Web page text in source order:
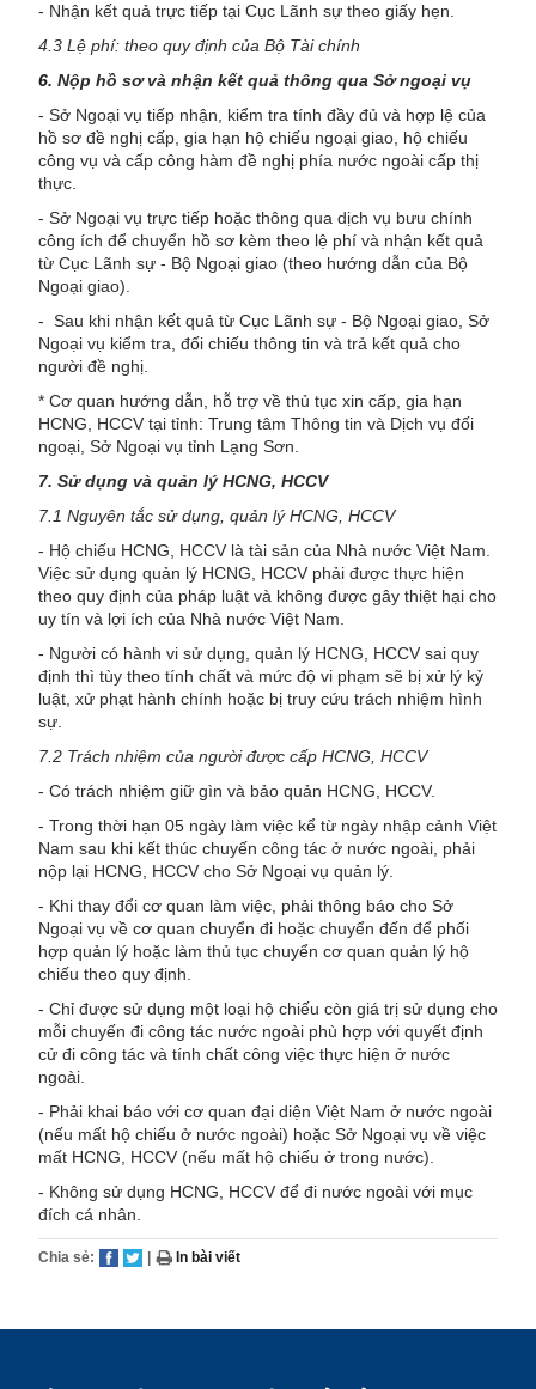
- Nhận kết quả trực tiếp tại Cục Lãnh sự theo giấy hẹn.
4.3 Lệ phí: theo quy định của Bộ Tài chính
6. Nộp hồ sơ và nhận kết quả thông qua Sởngoại vụ
- Sở Ngoại vụ tiếp nhận, kiểm tra tính đầy đủ và hợp lệ của
hồ sơ đề nghị cấp, gia hạn hộ chiếu ngoại giao, hộ chiếu
công vụ và cấp công hàm đề nghị phía nước ngoài cấp thị
thực.
- Sở Ngoại vụ trực tiếp hoặc thông qua dịch vụ bưu chính
công ích để chuyển hồ sơ kèm theo lệ phí và nhận kết quả
từ Cục Lãnh sự - Bộ Ngoại giao (theo hướng dẫn của Bộ
Ngoại giao).
- Sau khi nhận kết quả từ Cục Lãnh sự - Bộ Ngoại giao, Sở
Ngoại vụ kiểm tra, đối chiếu thông tin và trả kết quả cho
người đề nghị.
* Cơ quan hướng dẫn, hỗ trợ về thủ tục xin cấp, gia hạn
HCNG, HCCV tại tỉnh: Trung tâm Thông tin và Dịch vụ đối
ngoại, Sở Ngoại vụ tỉnh Lạng Sơn.
7. Sử dụng và quản lý HCNG, HCCV
7.1 Nguyên tắc sử dụng, quản lý HCNG, HCCV
- Hộ chiếu HCNG, HCCV là tài sản của Nhà nước Việt Nam.
Việc sử dụng quản lý HCNG, HCCV phải được thực hiện
theo quy định của pháp luật và không được gây thiệt hại cho
uy tín và lợi ích của Nhà nước Việt Nam.
- Người có hành vi sử dụng, quản lý HCNG, HCCV sai quy
định thì tùy theo tính chất và mức độ vi phạm sẽ bị xử lý kỷ
luật, xử phạt hành chính hoặc bị truy cứu trách nhiệm hình
sự.
7.2 Trách nhiệm của người được cấp HCNG, HCCV
- Có trách nhiệm giữ gìn và bảo quản HCNG, HCCV.
- Trong thời hạn 05 ngày làm việc kể từ ngày nhập cảnh Việt
Nam sau khi kết thúc chuyến công tác ở nước ngoài, phải
nộp lại HCNG, HCCV cho Sở Ngoại vụ quản lý.
- Khi thay đổi cơ quan làm việc, phải thông báo cho Sở
Ngoại vụ về cơ quan chuyển đi hoặc chuyển đến để phối
hợp quản lý hoặc làm thủ tục chuyển cơ quan quản lý hộ
chiếu theo quy định.
- Chỉ được sử dụng một loại hộ chiếu còn giá trị sử dụng cho
mỗi chuyến đi công tác nước ngoài phù hợp với quyết định
cử đi công tác và tính chất công việc thực hiện ở nước
ngoài.
- Phải khai báo với cơ quan đại diện Việt Nam ở nước ngoài
(nếu mất hộ chiếu ở nước ngoài) hoặc Sở Ngoại vụ về việc
mất HCNG, HCCV (nếu mất hộ chiếu ở trong nước).
- Không sử dụng HCNG, HCCV để đi nước ngoài với mục
đích cá nhân.
Chia sẻ: In bài viết